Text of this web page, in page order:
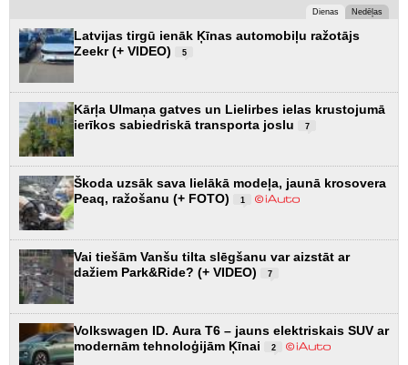
Dienas Nedēļas
Latvijas tirgū ienāk Ķīnas automobiļu ražotājs
Zeekr (+ VIDEO)
5
Kārļa Ulmaņa gatves un Lielirbes ielas krustojumā
ierīkos sabiedriskā transporta joslu
7
Škoda uzsāk sava lielākā modeļa, jaunā krosovera
Peaq, ražošanu (+ FOTO)
1
Vai tiešām Vanšu tilta slēgšanu var aizstāt ar
dažiem Park&Ride? (+ VIDEO)
7
Volkswagen ID. Aura T6 – jauns elektriskais SUV ar
modernām tehnoloģijām Ķīnai
2